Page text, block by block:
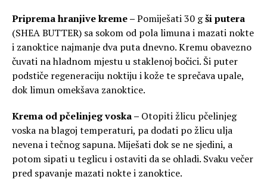
Priprema hranjive kreme –Pomiješati 30 gši putera
(SHEA BUTTER) sa sokom od pola limuna i mazati nokte
i zanoktice najmanje dva puta dnevno. Kremu obavezno
čuvati na hladnom mjestu u staklenoj bočici. Ši puter
podstiče regeneraciju noktiju i kože te sprečava upale,
dok limun omekšava zanoktice.
Krema od pčelinjeg voska – Otopiti žlicu pčelinjeg
voska na blagoj temperaturi, pa dodati po žlicu ulja
nevena i tečnog sapuna. Miješati dok se ne sjedini, a
potom sipati u teglicu i ostaviti da se ohladi. Svaku večer
pred spavanje mazati nokte i zanoktice.